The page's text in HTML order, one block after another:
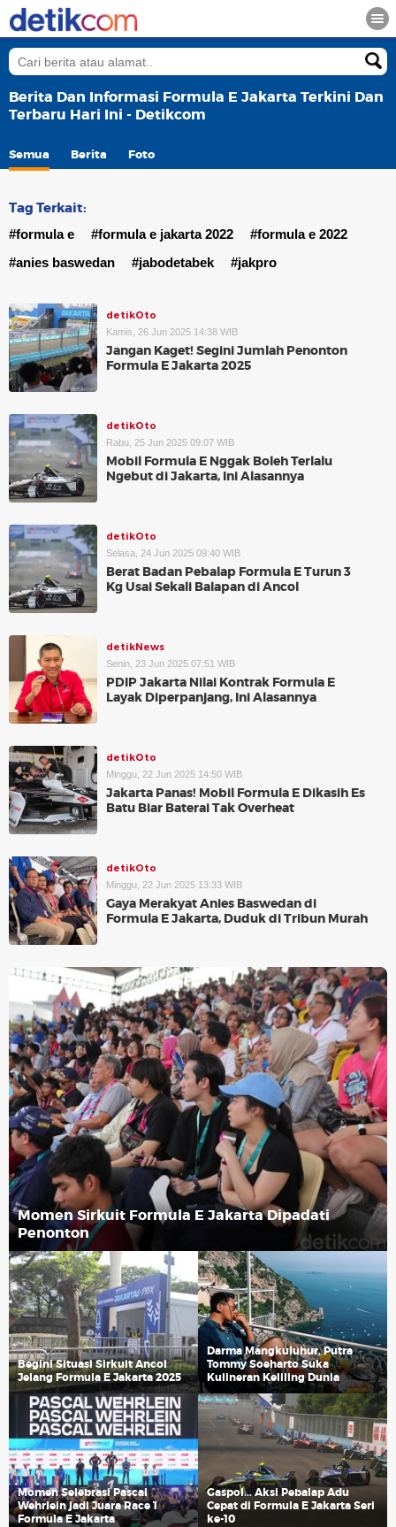
Berita Dan Informasi Formula E Jakarta Terkini Dan
Terbaru Hari Ini - Detikcom
Semua Berita Foto
Tag Terkait:
#formula e #formula e jakarta 2022
#formula e 2022
#anies baswedan
#jabodetabek #jakpro
detikOto
Kamis, 26 Jun 2025 14:38 WIB
Jangan Kaget! Segini Jumlah Penonton
Formula E Jakarta 2025
detikOto
Rabu, 25 Jun 2025 09:07 WIB
Mobil Formula E Nggak Boleh Terlalu
Ngebut di Jakarta, Ini Alasannya
detikOto
Selasa, 24 Jun 2025 09:40 WIB
Berat Badan Pebalap Formula E Turun 3
Kg Usai Sekali Balapan di Ancol
detikNews
Senin, 23 Jun 2025 07:51 WIB
PDIP Jakarta Nilai Kontrak Formula E
Layak Diperpanjang, Ini Alasannya
detikOto
Minggu, 22 Jun 2025 14:50 WIB
Jakarta Panas! Mobil Formula E Dikasih Es
Batu Biar Baterai Tak Overheat
detikOto
Minggu, 22 Jun 2025 13:33 WIB
Gaya Merakyat Anies Baswedan di
Formula E Jakarta, Duduk di Tribun Murah
Momen Sirkuit Formula E Jakarta Dipadati
Penonton
Begini Situasi Sirkuit Ancol
Jelang Formula E Jakarta 2025
Darma Mangkuluhur, Putra
Tommy Soeharto Suka
Kulineran Keliling Dunia
Momen Selebrasi Pascal
Wehrlein jadi Juara Race 1
Formula E Jakarta
Gaspol... Aksi Pebalap Adu
Cepat di Formula E Jakarta Seri
ke-10